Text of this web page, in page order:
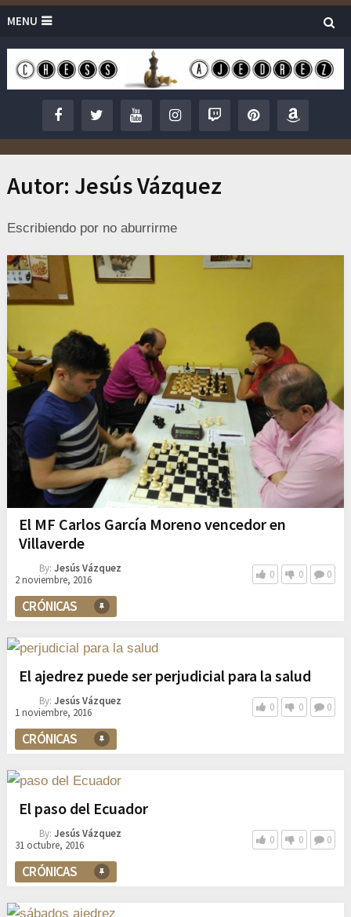
MENU
Autor: Jesús Vázquez
Escribiendo por no aburrirme
El MF Carlos García Moreno vencedor en
Villaverde
By: Jesús Vázquez
2 noviembre, 2016
0 0 0
CRÓNICAS
El ajedrez puede ser perjudicial para la salud
By: Jesús Vázquez
1 noviembre, 2016
0 0 0
CRÓNICAS
El paso del Ecuador
By: Jesús Vázquez
31 octubre, 2016
0 0 0
CRÓNICAS